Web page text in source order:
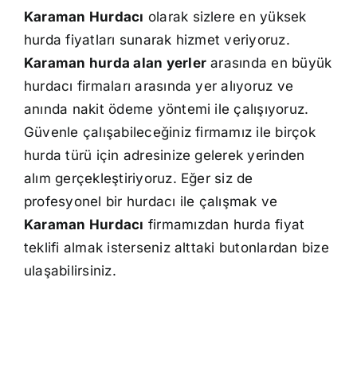
Karaman Hurdacı olarak sizlere en yüksek
hurda fiyatları sunarak hizmet veriyoruz.
Karaman hurda alan yerlerarasında en büyük
hurdacı firmaları arasında yer alıyoruz ve
anında nakit ödeme yöntemi ile çalışıyoruz.
Güvenle çalışabileceğiniz firmamız ile birçok
hurda türü için adresinize gelerek yerinden
alım gerçekleştiriyoruz. Eğer siz de
profesyonel bir hurdacı ile çalışmak ve
Karaman Hurdacı firmamızdan hurda fiyat
teklifi almak isterseniz alttaki butonlardan bize
ulaşabilirsiniz.